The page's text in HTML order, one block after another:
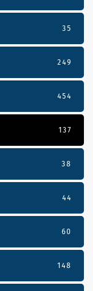
35
249
454
137
38
44
60
148